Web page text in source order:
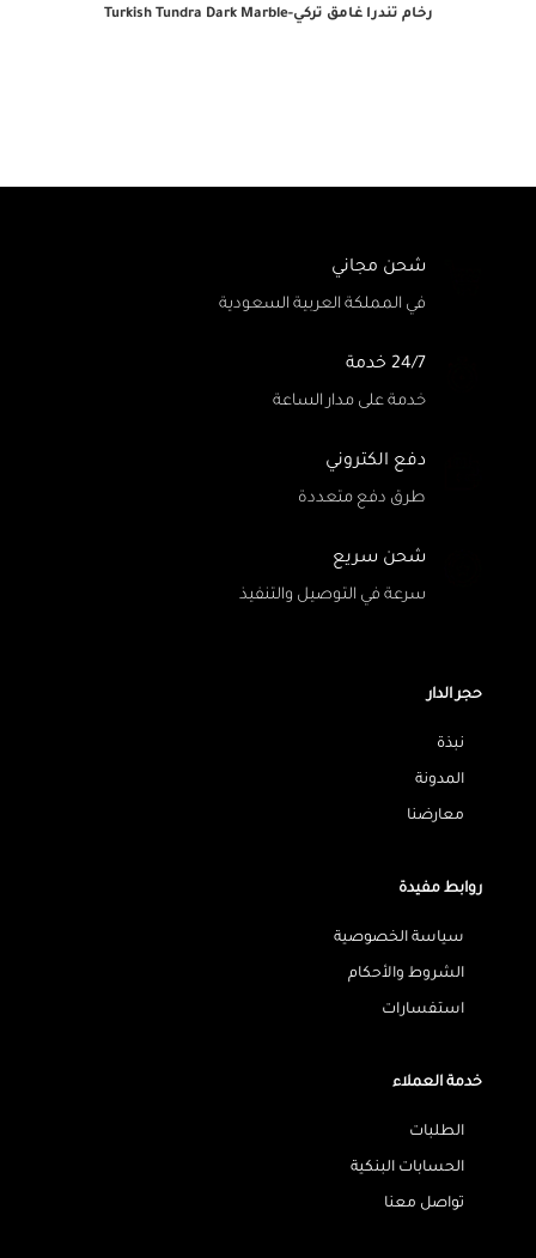
رخام تندرا غامق تركي-Turkish Tundra Dark Marble
شحن مجاني
في المملكة العربية السعودية
24/7 خدمة
خدمة على مدار الساعة
دفع الكتروني
طرق دفع متعددة
شحن سريع
سرعة في التوصيل والتنفيذ
حجر الدار
نبذة
المدونة
معارضنا
روابط مفيدة
سياسة الخصوصية
الشروط والأحكام
استفسارات
خدمة العملاء
الطلبات
الحسابات البنكية
تواصل معنا